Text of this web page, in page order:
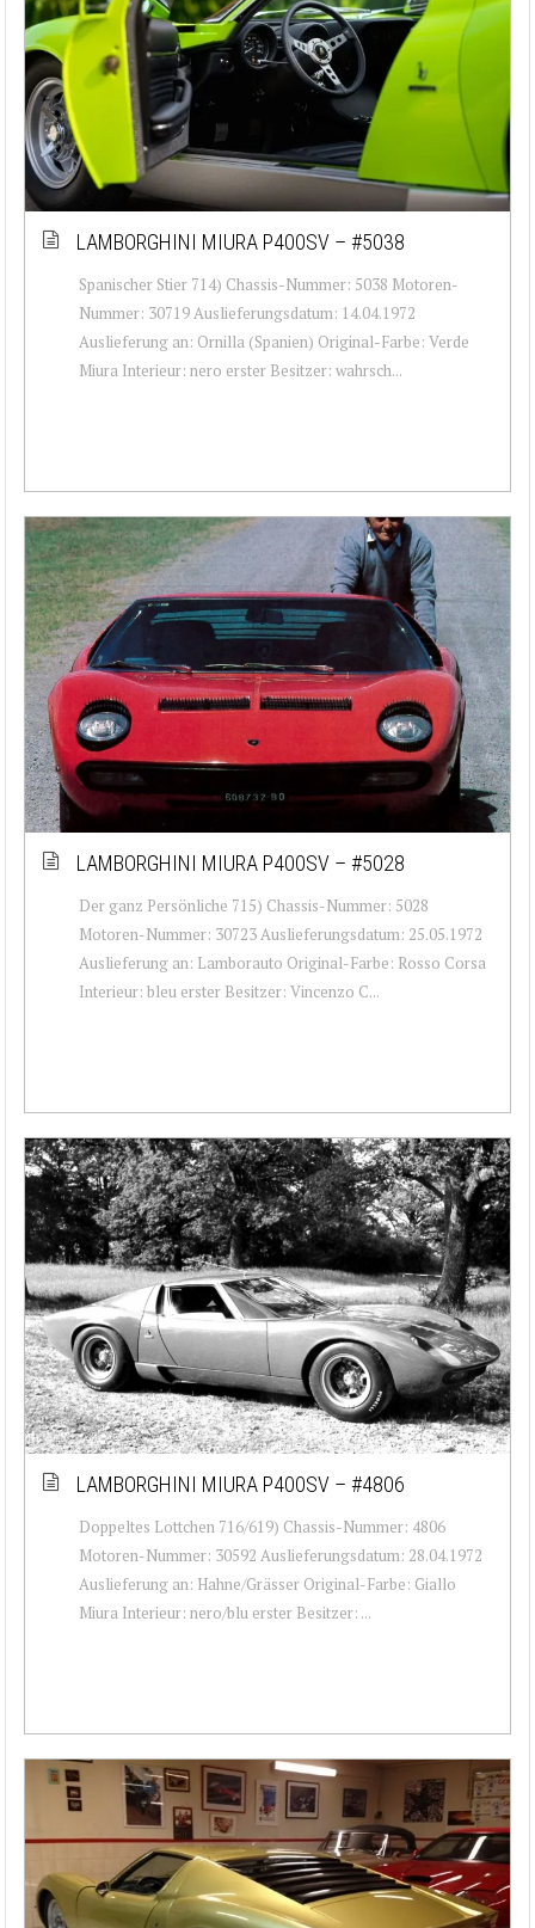
LAMBORGHINI MIURA P400SV – #5038
Spanischer Stier 714) Chassis-Nummer: 5038 Motoren-
Nummer: 30719 Auslieferungsdatum: 14.04.1972
Auslieferung an: Ornilla (Spanien) Original-Farbe: Verde
Miura Interieur: nero erster Besitzer: wahrsch...
LAMBORGHINI MIURA P400SV – #5028
Der ganz Persönliche 715) Chassis-Nummer: 5028
Motoren-Nummer: 30723 Auslieferungsdatum: 25.05.1972
Auslieferung an: Lamborauto Original-Farbe: Rosso Corsa
Interieur: bleu erster Besitzer: Vincenzo C...
LAMBORGHINI MIURA P400SV – #4806
Doppeltes Lottchen 716/619) Chassis-Nummer: 4806
Motoren-Nummer: 30592 Auslieferungsdatum: 28.04.1972
Auslieferung an: Hahne/Grässer Original-Farbe: Giallo
Miura Interieur: nero/blu erster Besitzer: ...